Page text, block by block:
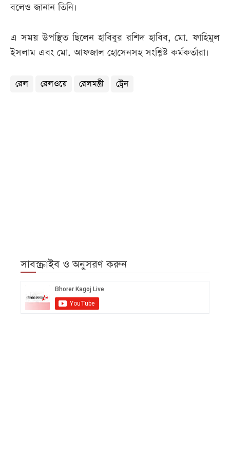
বলেও জানান তিনি।
এ সময় উপস্থিত ছিলেন হাবিবুর রশিদ হাবিব, মো. ফাহিমুল
ইসলাম এবং মো. আফজাল হোসেনসহ সংশ্লিষ্ট কর্মকর্তারা।
রেল রেলওয়ে রেলমন্ত্রী ট্রেন
সাবস্ক্রাইব ও অনুসরণ করুন